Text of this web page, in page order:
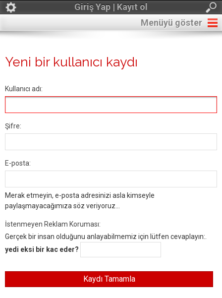
Giriş Yap | Kayıt ol
Menüyü göster
Yeni bir kullanıcı kaydı
Kullanıcı adı:
Şifre:
E-posta:
Merak etmeyin, e-posta adresinizi asla kimseyle
paylaşmayacağımıza söz veriyoruz...
İstenmeyen Reklam Koruması:
Gerçek bir insan olduğunu anlayabilmemiz için lütfen cevaplayın:.
yedi eksi bir kac eder?